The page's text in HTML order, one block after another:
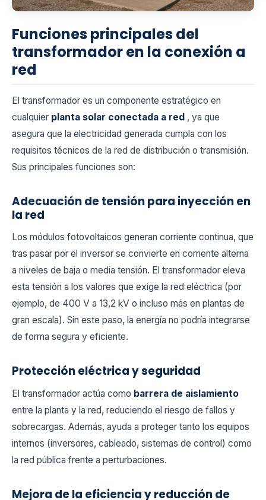
Funciones principales del
transformador en la conexión a
red
El transformador es un componente estratégico en
cualquier planta solar conectada a red , ya que
asegura que la electricidad generada cumpla con los
requisitos técnicos de la red de distribución o transmisión.
Sus principales funciones son:
Adecuación de tensión para inyección en
la red
Los módulos fotovoltaicos generan corriente continua, que
tras pasar por el inversor se convierte en corriente alterna
a niveles de baja o media tensión. El transformador eleva
esta tensión a los valores que exige la red eléctrica (por
ejemplo, de 400 V a 13,2 kV o incluso más en plantas de
gran escala). Sin este paso, la energía no podría integrarse
de forma segura y eficiente.
Protección eléctrica y seguridad
El transformador actúa como barrera de aislamiento
entre la planta y la red, reduciendo el riesgo de fallos y
sobrecargas. Además, ayuda a proteger tanto los equipos
internos (inversores, cableado, sistemas de control) como
la red pública frente a perturbaciones.
Mejora de la eficiencia y reducción de